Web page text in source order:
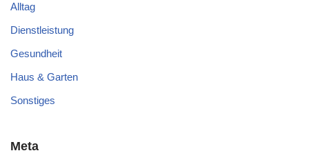
Alltag
Dienstleistung
Gesundheit
Haus & Garten
Sonstiges
Meta